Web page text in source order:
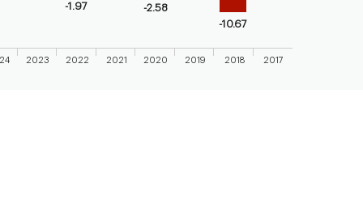
-1.97 -2.58
-10.67
2023 2022 2021 2020 2019 2018 2017